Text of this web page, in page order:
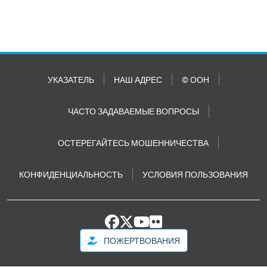
УКАЗАТЕЛЬ НАШ АДРЕС © ООН
ЧАСТО ЗАДАВАЕМЫЕ ВОПРОСЫ
ОСТЕРЕГАЙТЕСЬ МОШЕННИЧЕСТВА
КОНФИДЕНЦИАЛЬНОСТЬ УСЛОВИЯ ПОЛЬЗОВАНИЯ
ПОЖЕРТВОВАНИЯ